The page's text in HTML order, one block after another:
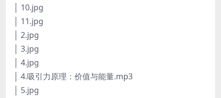
│ 10.jpg
│ 11.jpg
│ 2.jpg
│ 3.jpg
│ 4.jpg
│ 4.吸引力原理：价值与能量.mp3
│ 5.jpg